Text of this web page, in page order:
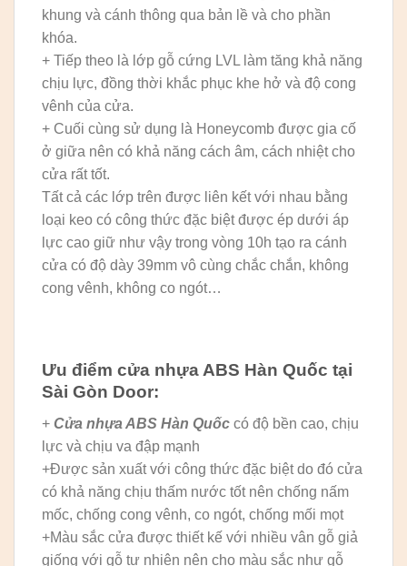
khung và cánh thông qua bản lề và cho phần
khóa.
+ Tiếp theo là lớp gỗ cứng LVL làm tăng khả năng
chịu lực, đồng thời khắc phục khe hở và độ cong
vênh của cửa.
+ Cuối cùng sử dụng là Honeycomb được gia cố
ở giữa nên có khả năng cách âm, cách nhiệt cho
cửa rất tốt.
Tất cả các lớp trên được liên kết với nhau bằng
loại keo có công thức đặc biệt được ép dưới áp
lực cao giữ như vậy trong vòng 10h tạo ra cánh
cửa có độ dày 39mm vô cùng chắc chắn, không
cong vênh, không co ngót…
Ưu điểm cửa nhựa ABS Hàn Quốc tại
Sài Gòn Door:
+ Cửa nhựa ABS Hàn Quốc có độ bền cao, chịu
lực và chịu va đập mạnh
+Được sản xuất với công thức đặc biệt do đó cửa
có khả năng chịu thấm nước tốt nên chống nấm
mốc, chống cong vênh, co ngót, chống mối mọt
+Màu sắc cửa được thiết kế với nhiều vân gỗ giả
giống với gỗ tự nhiên nên cho màu sắc như gỗ